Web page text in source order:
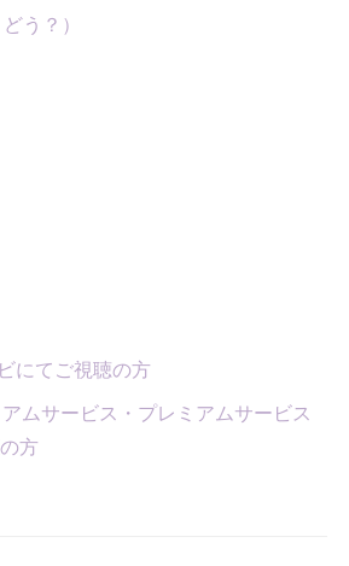
う？）
にてご視聴の方
ムサービス・プレミアムサービス
方